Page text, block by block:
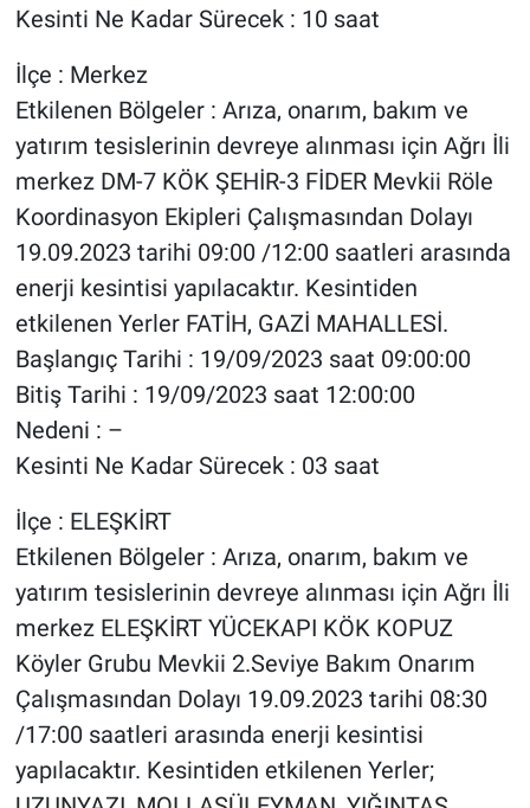
Kesinti Ne Kadar Sürecek : 10 saat
İlçe : Merkez
Etkilenen Bölgeler : Arıza, onarım, bakım ve
yatırım tesislerinin devreye alınması için Ağrı İli
merkez DM-7 KÖK ŞEHİR-3 FİDER Mevkii Röle
Koordinasyon Ekipleri Çalışmasından Dolayı
19.09.2023 tarihi 09:00 /12:00 saatleri arasında
enerji kesintisi yapılacaktır. Kesintiden
etkilenen Yerler FATİH, GAZİ MAHALLESİ.
Başlangıç Tarihi : 19/09/2023 saat 09:00:00
Bitiş Tarihi : 19/09/2023 saat 12:00:00
Nedeni : –
Kesinti Ne Kadar Sürecek : 03 saat
İlçe : ELEŞKİRT
Etkilenen Bölgeler : Arıza, onarım, bakım ve
yatırım tesislerinin devreye alınması için Ağrı İli
merkez ELEŞKİRT YÜCEKAPI KÖK KOPUZ
Köyler Grubu Mevkii 2.Seviye Bakım Onarım
Çalışmasından Dolayı 19.09.2023 tarihi 08:30
/17:00 saatleri arasında enerji kesintisi
yapılacaktır. Kesintiden etkilenen Yerler;